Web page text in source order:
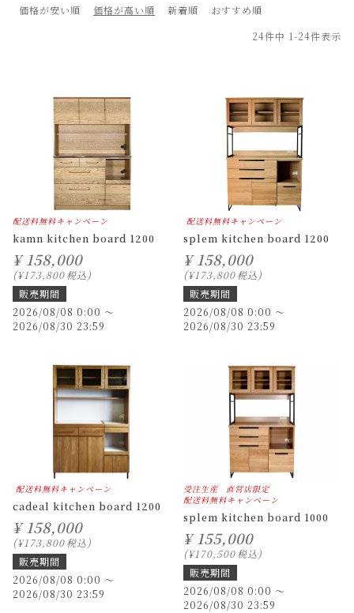
価格が安い順
価格が高い順 新着順
おすすめ順
24件中 1-24件表示
配送料無料キャンペーン
kamn kitchen board 1200
¥ 158,000
¥173,800税込
販売期間
2026/08/08 0:00 〜
2026/08/30 23:59
配送料無料キャンペーン
splem kitchen board 1200
¥ 158,000
¥173,800税込
販売期間
2026/08/08 0:00 〜
2026/08/30 23:59
配送料無料キャンペーン
cadeal kitchen board 1200
¥ 158,000
¥173,800税込
販売期間
2026/08/08 0:00 〜
2026/08/30 23:59
受注生産
直営店限定
配送料無料キャンペーン
splem kitchen board 1000
¥ 155,000
¥170,500税込
販売期間
2026/08/08 0:00 〜
2026/08/30 23:59